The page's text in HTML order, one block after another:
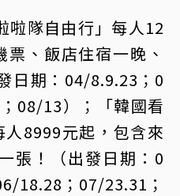
啦隊自由行」每人12
、飯店住宿一晚、
日期：04/8.9.23；0
08/13）；「韓國看
8999元起，包含來
張！（出發日期：0
18.28；07/23.31；